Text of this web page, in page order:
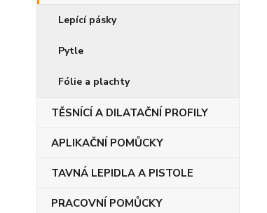
Lepící pásky
Pytle
Fólie a plachty
TĚSNÍCÍ A DILATAČNÍ PROFILY
APLIKAČNÍ POMŮCKY
TAVNÁ LEPIDLA A PISTOLE
PRACOVNÍ POMŮCKY